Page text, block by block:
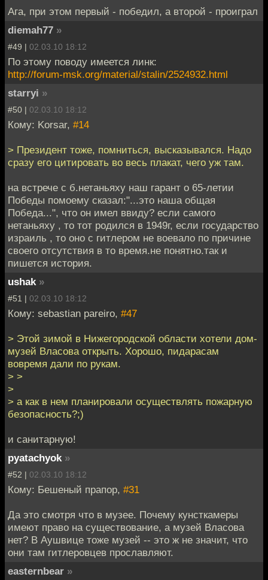
Ага, при этом первый - победил, а второй - проиграл
diemah77 »
#49 | 02.03.10 18:12
По этому поводу имеется линк:
http://forum-msk.org/material/stalin/2524932.html
starryi »
#50 | 02.03.10 18:12
Кому: Korsar, #14
> Президент тоже, помниться, высказывался. Надо
сразу его цитировать во весь плакат, чего уж там.
на встрече с б.нетаньяху наш гарант о 65-летии
Победы помоему сказал:"...это наша общая
Победа...", что он имел ввиду? если самого
нетаньяху , то тот родился в 1949г, если государство
израиль , то оно с гитлером не воевало по причине
своего отсутствия в то время.не понятно.так и
пишется история.
ushak »
#51 | 02.03.10 18:12
Кому: sebastian pareiro, #47
> Этой зимой в Нижегородской области хотели дом-
музей Власова открыть. Хорошо, пидарасам
вовремя дали по рукам.
> >
>
> а как в нем планировали осуществлять пожарную
безопасность?;)
и санитарную!
pyatachyok »
#52 | 02.03.10 18:12
Кому: Бешеный прапор, #31
Да это смотря что в музее. Почему кунсткамеры
имеют право на существование, а музей Власова
нет? В Аушвице тоже музей -- это ж не значит, что
они там гитлеровцев прославляют.
easternbear »